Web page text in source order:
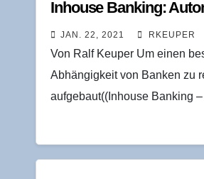
Inhouse Ban­king:
JAN. 22, 2021 RKEUPER
Von Ralf Keuper Um einen
Abhängigkeit von Banken zu
aufgebaut((Inhouse Banking